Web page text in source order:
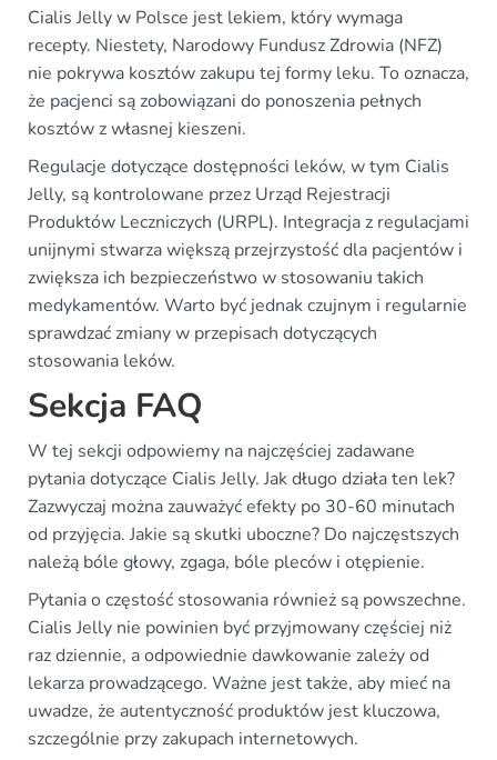
Cialis Jelly w Polsce jest lekiem, który wymaga
recepty. Niestety, Narodowy Fundusz Zdrowia (NFZ)
nie pokrywa kosztów zakupu tej formy leku. To oznacza,
że pacjenci są zobowiązani do ponoszenia pełnych
kosztów z własnej kieszeni.
Regulacje dotyczące dostępności leków, w tym Cialis
Jelly, są kontrolowane przez Urząd Rejestracji
Produktów Leczniczych (URPL). Integracja z regulacjami
unijnymi stwarza większą przejrzystość dla pacjentów i
zwiększa ich bezpieczeństwo w stosowaniu takich
medykamentów. Warto być jednak czujnym i regularnie
sprawdzać zmiany w przepisach dotyczących
stosowania leków.
Sekcja FAQ
W tej sekcji odpowiemy na najczęściej zadawane
pytania dotyczące Cialis Jelly. Jak długo działa ten lek?
Zazwyczaj można zauważyć efekty po 30-60 minutach
od przyjęcia. Jakie są skutki uboczne? Do najczęstszych
należą bóle głowy, zgaga, bóle pleców i otępienie.
Pytania o częstość stosowania również są powszechne.
Cialis Jelly nie powinien być przyjmowany częściej niż
raz dziennie, a odpowiednie dawkowanie zależy od
lekarza prowadzącego. Ważne jest także, aby mieć na
uwadze, że autentyczność produktów jest kluczowa,
szczególnie przy zakupach internetowych.